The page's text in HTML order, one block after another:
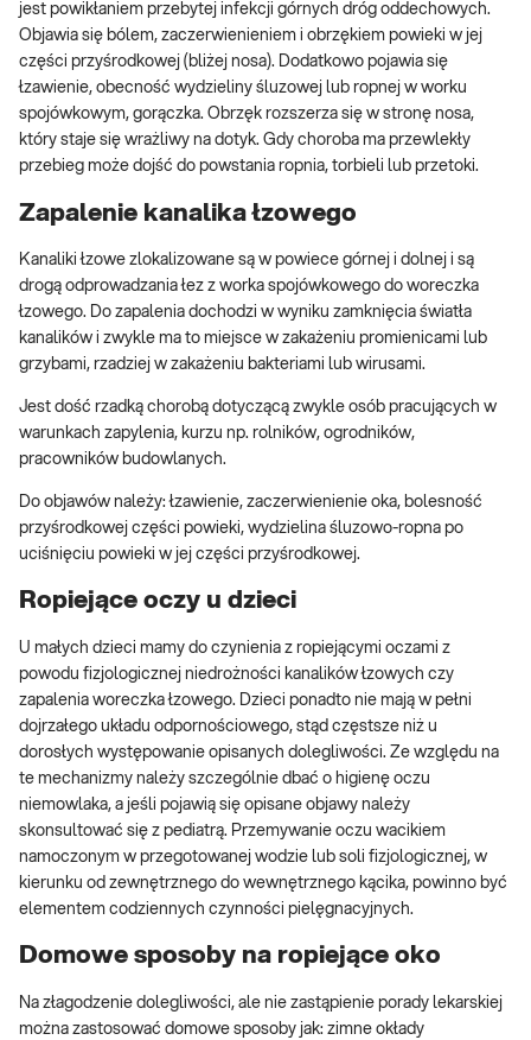
jest powikłaniem przebytej infekcji górnych dróg oddechowych.
Objawia się bólem, zaczerwienieniem i obrzękiem powieki w jej
części przyśrodkowej (bliżej nosa). Dodatkowo pojawia się
łzawienie, obecność wydzieliny śluzowej lub ropnej w worku
spojówkowym, gorączka. Obrzęk rozszerza się w stronę nosa,
który staje się wrażliwy na dotyk. Gdy choroba ma przewlekły
przebieg może dojść do powstania ropnia, torbieli lub przetoki.
Zapalenie kanalika łzowego
Kanaliki łzowe zlokalizowane są w powiece górnej i dolnej i są
drogą odprowadzania łez z worka spojówkowego do woreczka
łzowego. Do zapalenia dochodzi w wyniku zamknięcia światła
kanalików i zwykle ma to miejsce w zakażeniu promienicami lub
grzybami, rzadziej w zakażeniu bakteriami lub wirusami.
Jest dość rzadką chorobą dotyczącą zwykle osób pracujących w
warunkach zapylenia, kurzu np. rolników, ogrodników,
pracowników budowlanych.
Do objawów należy: łzawienie, zaczerwienienie oka, bolesność
przyśrodkowej części powieki, wydzielina śluzowo-ropna po
uciśnięciu powieki w jej części przyśrodkowej.
Ropiejące oczy u dzieci
U małych dzieci mamy do czynienia z ropiejącymi oczami z
powodu fizjologicznej niedrożności kanalików łzowych czy
zapalenia woreczka łzowego. Dzieci ponadto nie mają w pełni
dojrzałego układu odpornościowego, stąd częstsze niż u
dorosłych występowanie opisanych dolegliwości. Ze względu na
te mechanizmy należy szczególnie dbać o higienę oczu
niemowlaka, a jeśli pojawią się opisane objawy należy
skonsultować się z pediatrą. Przemywanie oczu wacikiem
namoczonym w przegotowanej wodzie lub soli fizjologicznej, w
kierunku od zewnętrznego do wewnętrznego kącika, powinno być
elementem codziennych czynności pielęgnacyjnych.
Domowe sposoby na ropiejące oko
Na złagodzenie dolegliwości, ale nie zastąpienie porady lekarskiej
można zastosować domowe sposoby jak: zimne okłady